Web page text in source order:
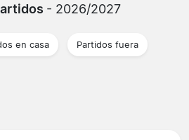
- 2026/2027
en casa Partidos fuera